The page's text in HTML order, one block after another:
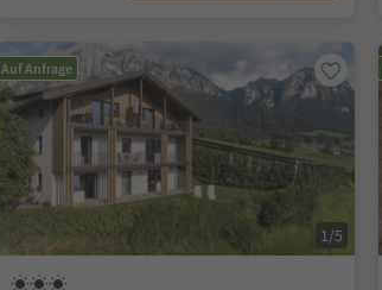
Auf Anfrage
1/5